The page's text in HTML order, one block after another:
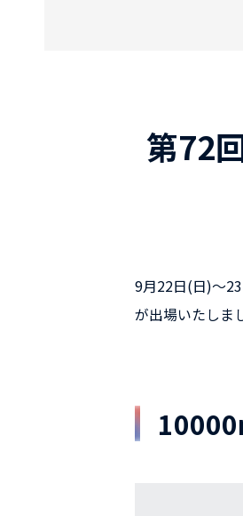
第72
9月22日(日)～
が出場いたしま